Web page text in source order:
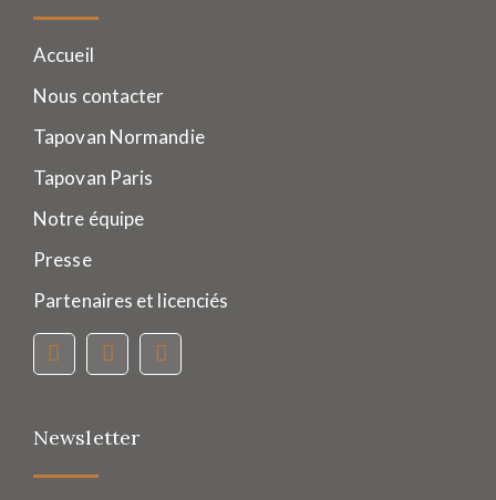
Accueil
Nous contacter
Tapovan Normandie
Tapovan Paris
Notre équipe
Presse
Partenaires et licenciés
Newsletter